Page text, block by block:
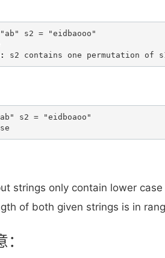
strings only contain lower
of both given strings is in